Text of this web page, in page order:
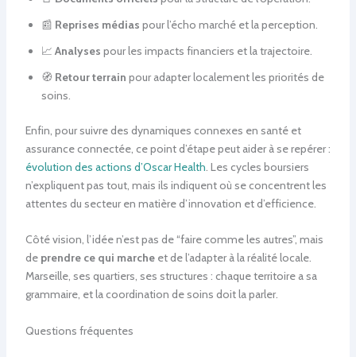
📰 Reprises médias pour l’écho marché et la perception.
📈 Analyses pour les impacts financiers et la trajectoire.
🧭 Retour terrain pour adapter localement les priorités de
soins.
Enfin, pour suivre des dynamiques connexes en santé et
assurance connectée, ce point d’étape peut aider à se repérer :
évolution des actions d’Oscar Health. Les cycles boursiers
n’expliquent pas tout, mais ils indiquent où se concentrent les
attentes du secteur en matière d’innovation et d’efficience.
Côté vision, l’idée n’est pas de “faire comme les autres”, mais
de prendre ce qui marcheet de l’adapter à la réalité locale.
Marseille, ses quartiers, ses structures : chaque territoire a sa
grammaire, et la coordination de soins doit la parler.
Questions fréquentes